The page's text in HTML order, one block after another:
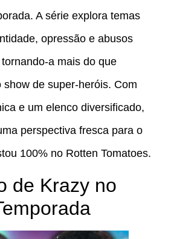
A série explora temas
opressão e abusos
a mais do que
de super-heróis. Com
e um elenco diversificado,
perspectiva fresca para o
100% no Rotten Tomatoes.
de Krazy no